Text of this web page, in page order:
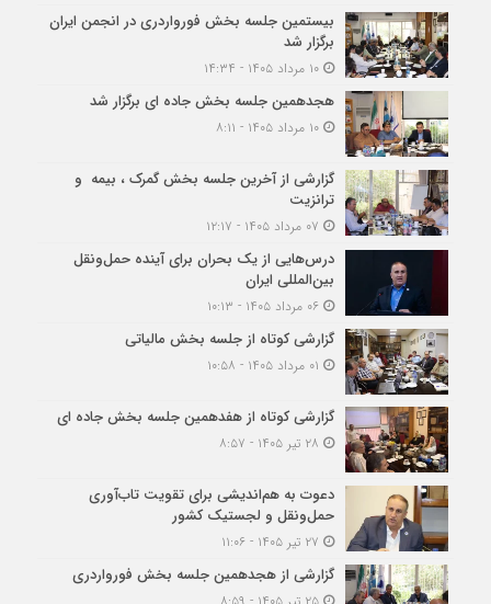
بیستمین جلسه بخش فورواردری در انجمن ایران
برگزار شد
۱۰ مرداد ۱۴۰۵ - ۱۴:۳۴
هجدهمین جلسه بخش جاده ای برگزار شد
۱۰ مرداد ۱۴۰۵ - ۸:۱۱
گزارشی از آخرین جلسه بخش گمرک ، بیمه و
ترانزیت
درس‌هایی از یک بحران برای آینده حمل‌ونقل
بین‌المللی ایران
گزارشی کوتاه از جلسه بخش مالیاتی
گزارشی کوتاه از هفدهمین جلسه بخش جاده ای
دعوت به هم‌اندیشی برای تقویت تاب‌آوری
حمل‌ونقل و لجستیک کشور
گزارشی از هجدهمین جلسه بخش فورواردری